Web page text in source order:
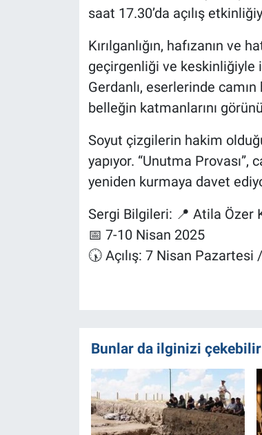
saat 17.30’da açılış
Kırılganlığın, hafızanın ve
geçirgenliği ve keskinliğiyle
Gerdanlı, eserlerinde
belleğin katmanlarını
Soyut çizgilerin hakim
yapıyor. “Unutma
yeniden kurmaya davet
Sergi Bilgileri: 📍 Atila Özer
📅 7-10 Nisan 2025
🕠 Açılış: 7 Nisan Pazartesi
Bunlar da ilginizi çekebilir